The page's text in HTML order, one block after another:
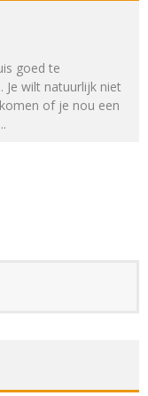
goed te
Je wilt natuurlijk niet
of je nou een
...